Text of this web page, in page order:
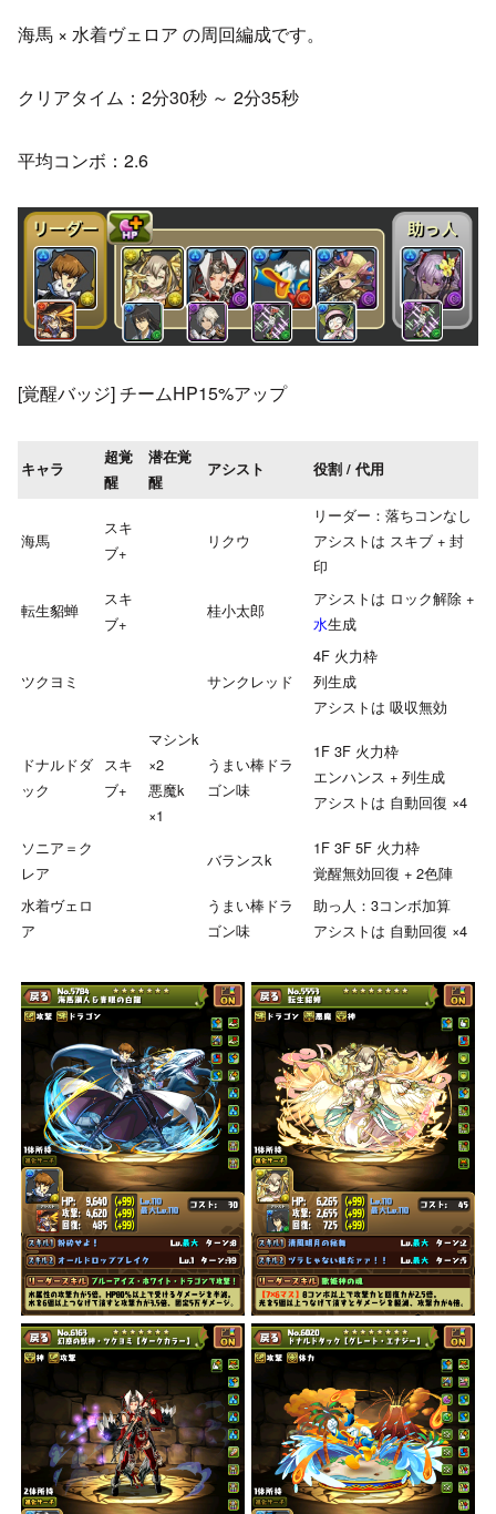
海馬 × 水着ヴェロア の周回編成です。
クリアタイム：2分30秒 ～ 2分35秒
平均コンボ：2.6
[覚醒バッジ] チームHP15%アップ
キャラ
超覚
醒
潜在覚
醒
アシスト 役割 / 代用
海馬
スキ
ブ+
リクウ
リーダー：落ちコンなし
アシストは スキブ + 封
印
転生貂蝉
スキ
ブ+
桂小太郎
アシストは ロック解除 +
水生成
ツクヨミ サンクレッド
4F 火力枠
列生成
アシストは 吸収無効
ドナルドダ
ック
スキ
ブ+
マシンk
×2
悪魔k
×1
うまい棒ドラ
ゴン味
1F 3F 火力枠
エンハンス + 列生成
アシストは 自動回復 ×4
ソニア＝ク
レア
バランスk
1F 3F 5F 火力枠
覚醒無効回復 + 2色陣
水着ヴェロ
ア
うまい棒ドラ
ゴン味
助っ人：3コンボ加算
アシストは 自動回復 ×4